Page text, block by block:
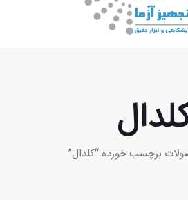
برچسب خورده “کلدال”